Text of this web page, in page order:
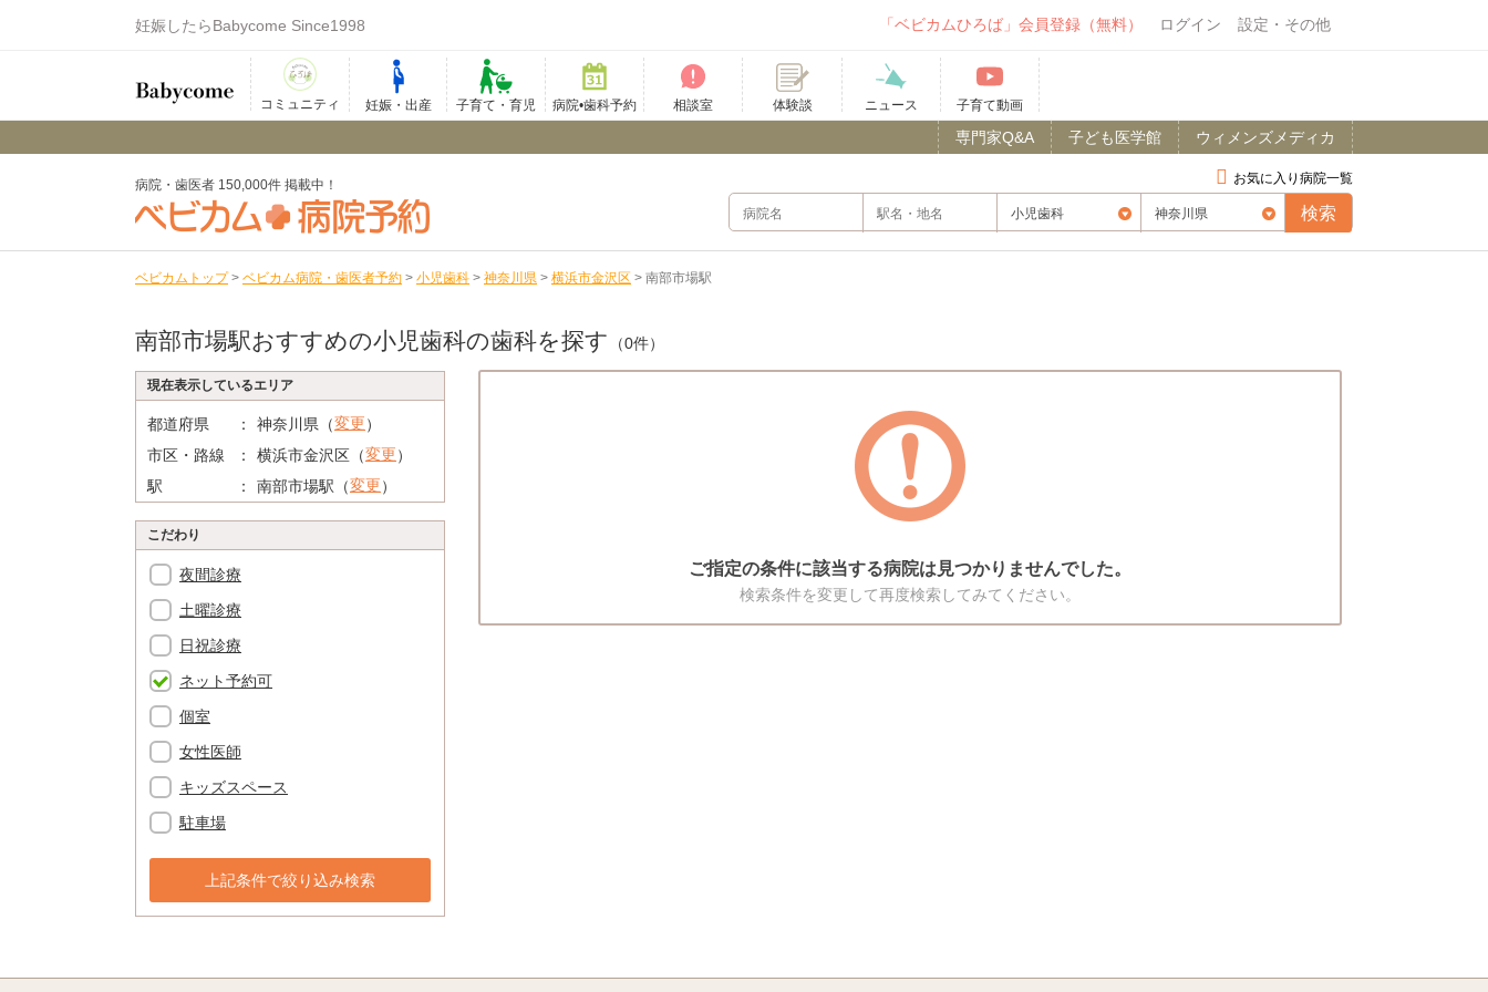
妊娠したらBabycome Since1998 「ベビカムひろば」会員登録（無料） ログイン 設定・その他
コミュニティ 妊娠・出産 子育て・育児 病院•歯科予約 相談室 体験談 ニュース 子育て動画
ウィメンズメディカ
子ども医学館
専門家Q&A
お気に入り病院一覧
病院・歯医者 150,000件 掲載中！
ベビカムトップ > ベビカム病院・歯医者予約 > 小児歯科 > 神奈川県 > 横浜市金沢区 > 南部市場駅
南部市場駅おすすめの小児歯科の歯科を探す （0件）
現在表示しているエリア
都道府県 神奈川県（変更）
市区・路線
横浜市金沢区（変更）
駅
南部市場駅（変更）
こだわり
夜間診療
土曜診療
日祝診療
ネット予約可
個室
女性医師
キッズスペース
駐車場
上記条件で絞り込み検索
ご指定の条件に該当する病院は見つかりませんでした。
検索条件を変更して再度検索してみてください。